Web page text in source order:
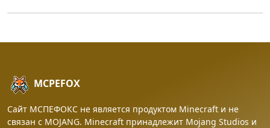
MCPEFOX
Сайт МСПЕФОКС не является продуктом Minecraft и не
связан с MOJANG. Minecraft принадлежит Mojang Studios и